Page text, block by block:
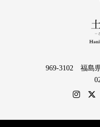
969-3102 福島